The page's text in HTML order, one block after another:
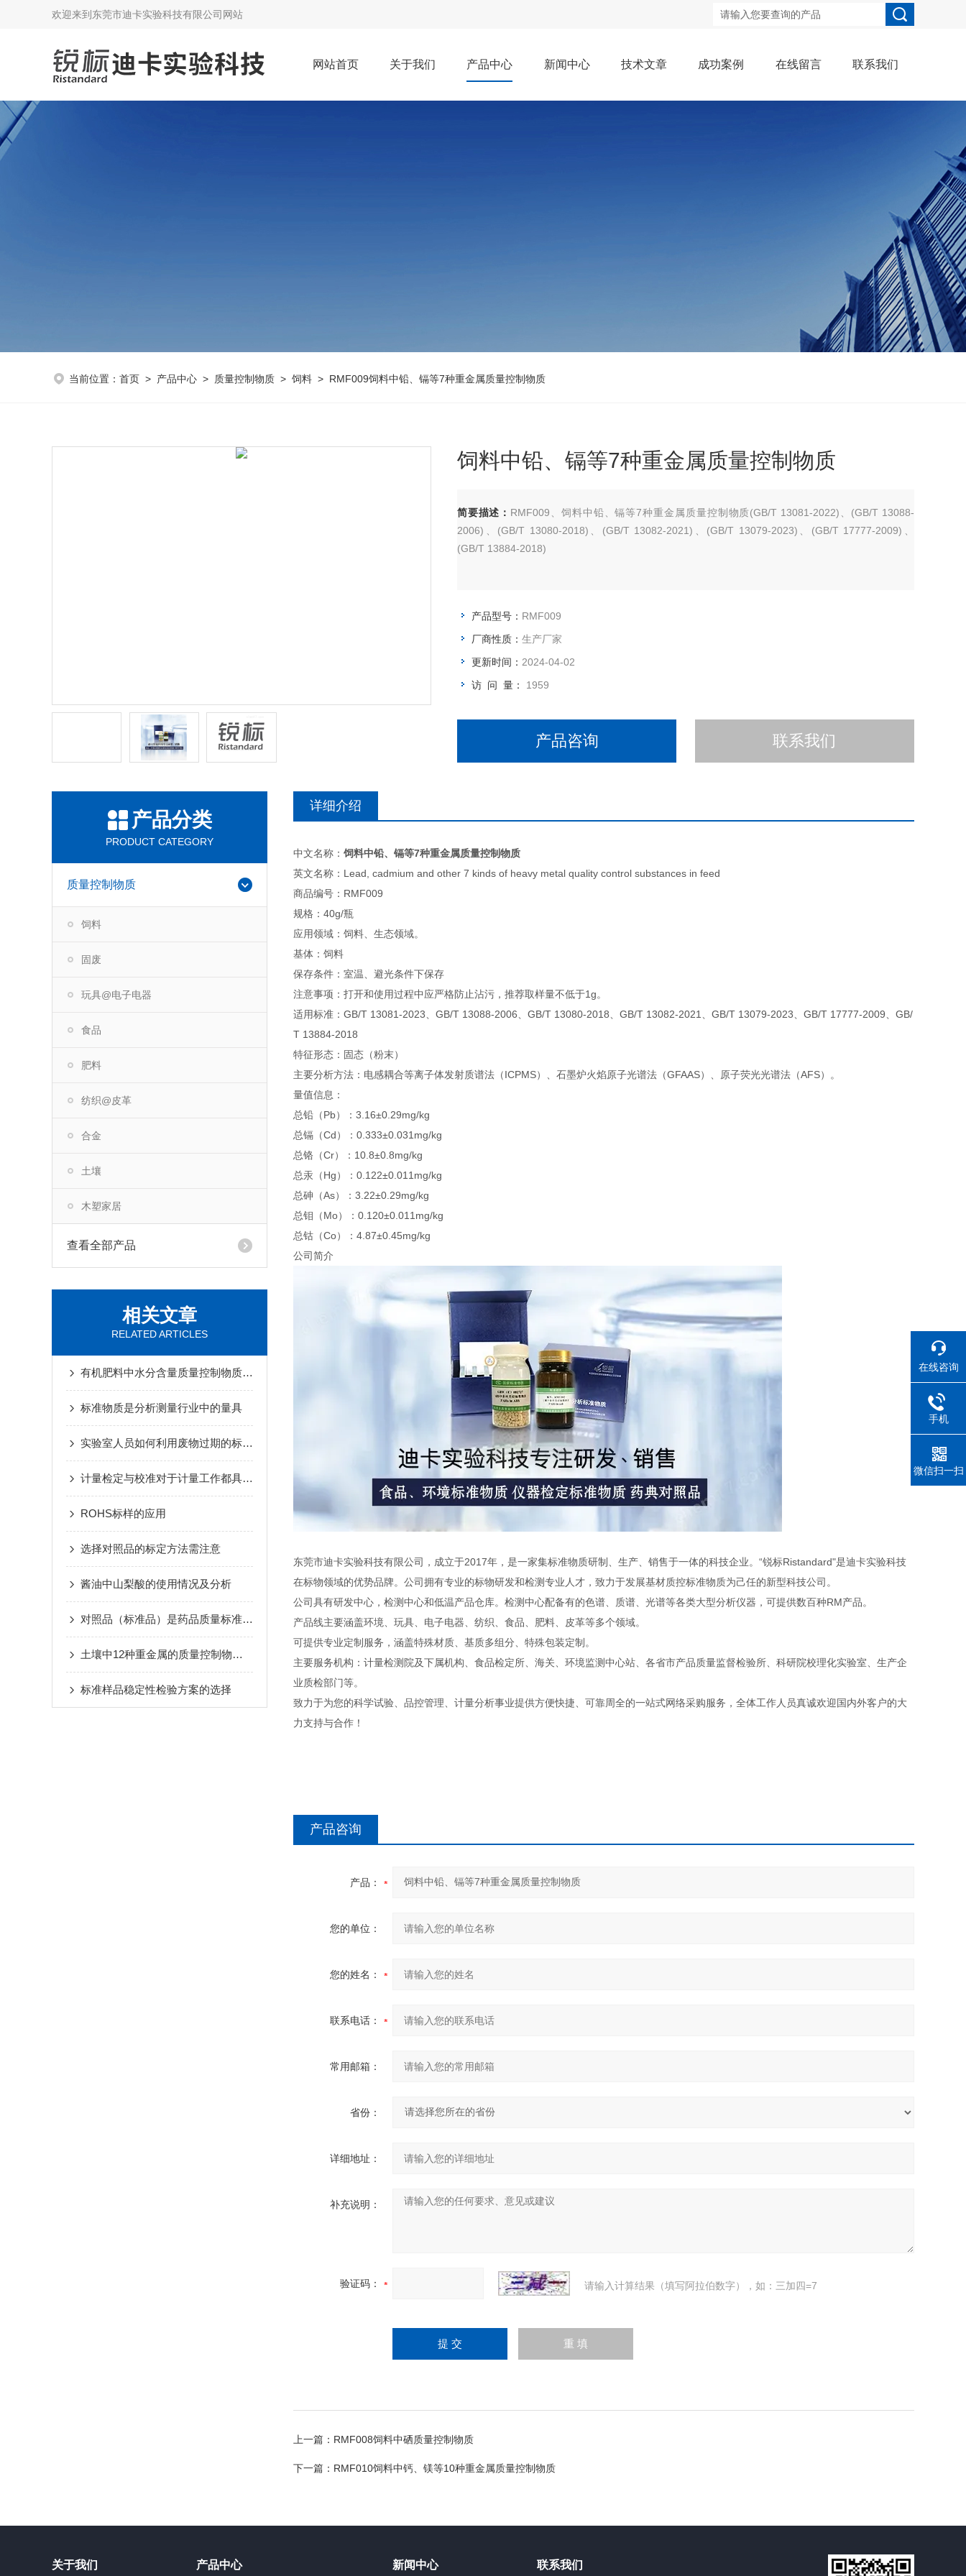
欢迎来到 东莞市迪卡实验科技有限公司网站
网站首页 关于我们 产品中心 新闻中心 技术文章 成功案例 在线留言 联系我们
当前位置： 首页 > 产品中心 > 质量控制物质 > 饲料 > RMF009饲料中铅、镉等7种重金属质量控制物质
饲料中铅、镉等7种重金属质量控制物质
简要描述： RMF009、饲料中铅、镉等7种重金属质量控制物质(GB/T 13081-2022)、(GB/T 13088-
2006)、(GB/T 13080-2018)、(GB/T 13082-2021)、(GB/T 13079-2023)、(GB/T 17777-2009)、
(GB/T 13884-2018)
产品型号： RMF009
厂商性质： 生产厂家
更新时间： 2024-04-02
访 问 量： 1959
产品咨询 联系我们
产品分类
PRODUCT CATEGORY
质量控制物质
饲料
固废
玩具@电子电器
食品
肥料
纺织@皮革
合金
土壤
木塑家居
查看全部产品
相关文章
RELATED ARTICLES
有机肥料中水分含量质量控制物质使用前准备
标准物质是分析测量行业中的量具
实验室人员如何利用废物过期的标准品呢?
计量检定与校准对于计量工作都具有实际意义
ROHS标样的应用
选择对照品的标定方法需注意
酱油中山梨酸的使用情况及分析
对照品（标准品）是药品质量标准实施的实物对照
土壤中12种重金属的质量控制物质的知识
标准样品稳定性检验方案的选择
详细介绍
中文名称： 饲料中铅、镉等7种重金属质量控制物质
英文名称：Lead, cadmium and other 7 kinds of heavy metal quality control substances in feed
商品编号：RMF009
规格：40g/瓶
应用领域：饲料、生态领域。
基体：饲料
保存条件：室温、避光条件下保存
注意事项：打开和使用过程中应严格防止沾污，推荐取样量不低于1g。
适用标准：GB/T 13081-2023、GB/T 13088-2006、GB/T 13080-2018、GB/T 13082-2021、GB/T 13079-2023、GB/T 17777-2009、GB/
T 13884-2018
特征形态：固态（粉末）
主要分析方法：电感耦合等离子体发射质谱法（ICPMS）、石墨炉火焰原子光谱法（GFAAS）、原子荧光光谱法（AFS）。
量值信息：
总铅（Pb）：3.16±0.29mg/kg
总镉（Cd）：0.333±0.031mg/kg
总铬（Cr）：10.8±0.8mg/kg
总汞（Hg）：0.122±0.011mg/kg
总砷（As）：3.22±0.29mg/kg
总钼（Mo）：0.120±0.011mg/kg
总钴（Co）：4.87±0.45mg/kg
公司简介
东莞市迪卡实验科技有限公司，成立于2017年，是一家集标准物质研制、生产、销售于一体的科技企业。“锐标Ristandard"是迪卡实验科技
在标物领域的优势品牌。公司拥有专业的标物研发和检测专业人才，致力于发展基材质控标准物质为己任的新型科技公司。
公司具有研发中心，检测中心和低温产品仓库。检测中心配备有的色谱、质谱、光谱等各类大型分析仪器，可提供数百种RM产品。
产品线主要涵盖环境、玩具、电子电器、纺织、食品、肥料、皮革等多个领域。
可提供专业定制服务，涵盖特殊材质、基质多组分、特殊包装定制。
主要服务机构：计量检测院及下属机构、食品检定所、海关、环境监测中心站、各省市产品质量监督检验所、科研院校理化实验室、生产企
业质检部门等。
致力于为您的科学试验、品控管理、计量分析事业提供方便快捷、可靠周全的一站式网络采购服务，全体工作人员真诚欢迎国内外客户的大
力支持与合作！
产品咨询
产品：
您的单位：
您的姓名：
联系电话：
常用邮箱：
省份：
详细地址：
补充说明：
验证码： 请输入计算结果（填写阿拉伯数字），如：三加四=7
上一篇： RMF008饲料中硒质量控制物质
下一篇： RMF010饲料中钙、镁等10种重金属质量控制物质
关于我们 产品中心 新闻中心 联系我们
在线咨询
手机
微信扫一扫